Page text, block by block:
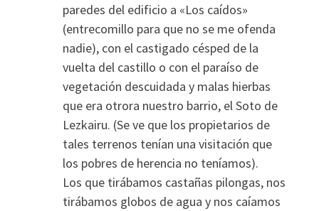
paredes del edificio a «Los caídos»
(entrecomillo para que no se me ofenda
nadie), con el castigado césped de la
vuelta del castillo o con el paraíso de
vegetación descuidada y malas hierbas
que era otrora nuestro barrio, el Soto de
Lezkairu. (Se ve que los propietarios de
tales terrenos tenían una visitación que
los pobres de herencia no teníamos).
Los que tirábamos castañas pilongas, nos
tirábamos globos de agua y nos caíamos